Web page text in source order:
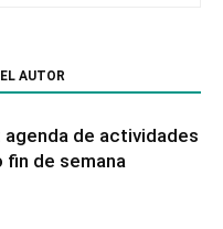
AUTOR
agenda de actividades
fin de semana